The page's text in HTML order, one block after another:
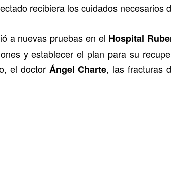
recibiera los cuidados necesarios
a nuevas pruebas en el Hospital
y establecer el plan para su
el doctor Ángel Charte, las fracturas